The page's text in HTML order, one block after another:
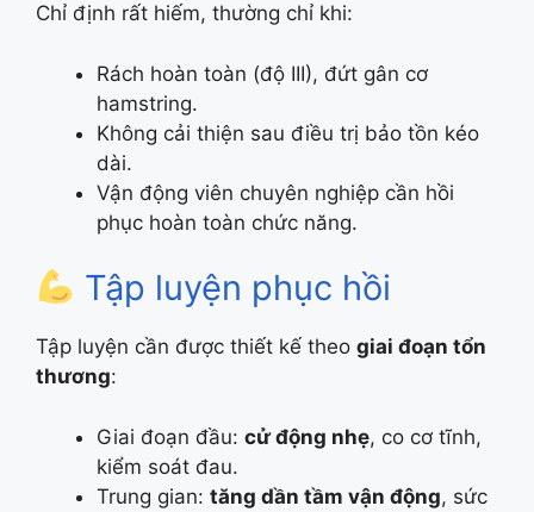
Chỉ định rất hiếm, thường chỉ khi:
Rách hoàn toàn (độ III), đứt gân cơ
hamstring.
Không cải thiện sau điều trị bảo tồn kéo
dài.
Vận động viên chuyên nghiệp cần hồi
phục hoàn toàn chức năng.
Tập luyện phục hồi
Tập luyện cần được thiết kế theo giai đoạn tổn
thương:
Giai đoạn đầu: cử động nhẹ, co cơ tĩnh,
kiểm soát đau.
Trung gian: tăng dần tầm vận động, sức